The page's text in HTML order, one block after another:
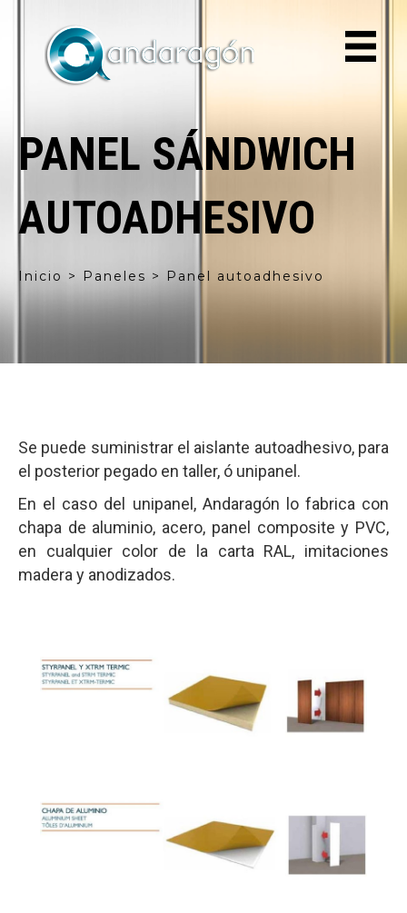
PANEL SÁNDWICH
AUTOADHESIVO
Inicio > Paneles > Panel autoadhesivo
Se puede suministrar el aislante autoadhesivo, para
el posterior pegado en taller, ó unipanel.
En el caso del unipanel, Andaragón lo fabrica con
chapa de aluminio, acero, panel composite y PVC,
en cualquier color de la carta RAL, imitaciones
madera y anodizados.